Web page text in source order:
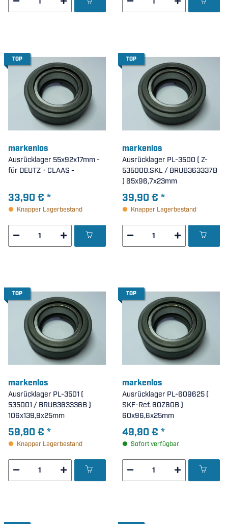
TOP
markenlos
Ausrücklager 55x92x17mm -
für DEUTZ + CLAAS -
33,90 € *
Knapper Lagerbestand
TOP
markenlos
Ausrücklager PL-3500 ( Z-
535000.SKL / BRUB363337B
) 65x96,7x23mm
39,90 € *
Knapper Lagerbestand
TOP
markenlos
Ausrücklager PL-3501 (
535001 / BRUB363336B )
106x139,9x25mm
59,90 € *
Knapper Lagerbestand
TOP
markenlos
Ausrücklager PL-609625 (
SKF-Ref. 60Z60B )
60x96,6x25mm
49,90 € *
Sofort verfügbar